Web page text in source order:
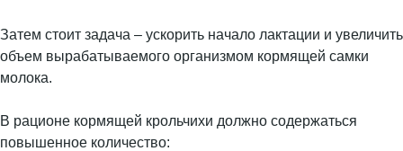
Затем стоит задача – ускорить начало лактации и увеличить
объем вырабатываемого организмом кормящей самки
молока.
В рационе кормящей крольчихи должно содержаться
повышенное количество: